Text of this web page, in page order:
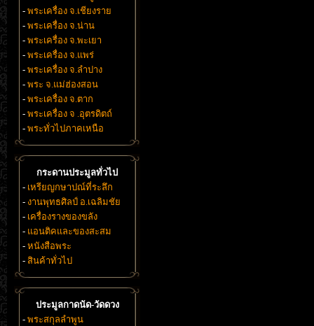
- พระเครื่อง จ.เชียงราย
- พระเครื่อง จ.น่าน
- พระเครื่อง จ.พะเยา
- พระเครื่อง จ.แพร่
- พระเครื่อง จ.ลำปาง
- พระ จ.แม่ฮ่องสอน
- พระเครื่อง จ.ตาก
- พระเครื่อง จ .อุตรดิตถ์
- พระทั่วไปภาคเหนือ
กระดานประมูลทั่วไป
- เหรียญกษาปณ์ที่ระลึก
- งานพุทธศิลป์ อ.เฉลิมชัย
- เครื่องรางของขลัง
- แอนติคและของสะสม
- หนังสือพระ
- สินค้าทั่วไป
ประมูลกาดนัด-วัดดวง
- พระสกุลลำพูน